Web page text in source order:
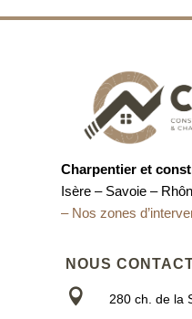
Charpentier et
Isère – Savoie –
– Nos zones
NOUS

280 ch. de la